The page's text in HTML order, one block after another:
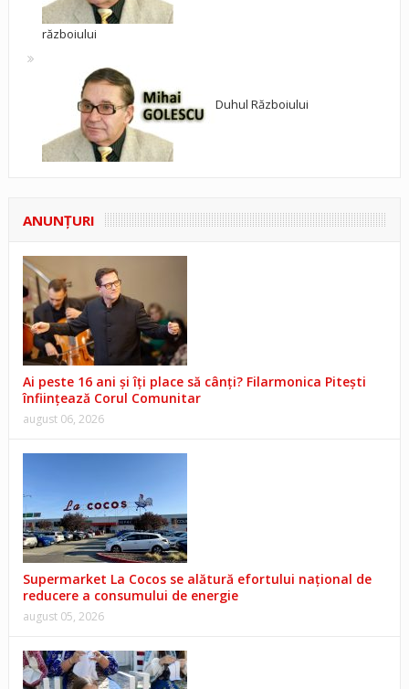
războiului
Duhul Războiului
ANUNŢURI
Ai peste 16 ani și îți place să cânți? Filarmonica Pitești
înființează Corul Comunitar
august 06, 2026
Supermarket La Cocos se alătură efortului național de
reducere a consumului de energie
august 05, 2026